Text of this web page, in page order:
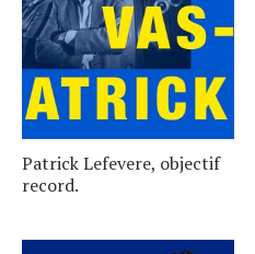
Patrick Lefevere, objectif
record.